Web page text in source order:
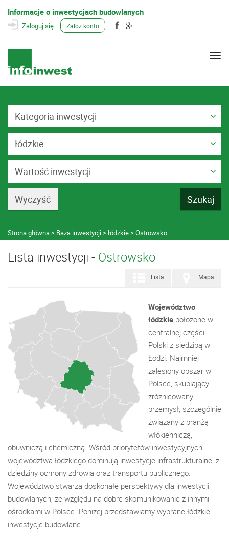
Informacje o inwestycjach budowlanych
Zaloguj się Załóż konto
Kategoria inwestycji
łódzkie
Wartość inwestycji
Strona główna Baza inwestycji łódzkie Ostrowsko
Lista inwestycji - Ostrowsko
Mapa
Lista
Województwo
łódzkie położone w
centralnej części
Polski z siedzibą w
Łodzi. Najmniej
zalesiony obszar w
Polsce, skupiający
zróżnicowany
przemysł, szczególnie
związany z branżą
włókienniczą,
obuwniczą i chemiczną. Wśród priorytetów inwestycyjnych
województwa łódzkiego dominują inwestycje infrastrukturalne, z
dziedziny ochrony zdrowia oraz transportu publicznego.
Województwo stwarza doskonałe perspektywy dla inwestycji
budowlanych, ze względu na dobre skomunikowanie z innymi
ośrodkami w Polsce. Poniżej przedstawiamy wybrane łódzkie
inwestycje budowlane.